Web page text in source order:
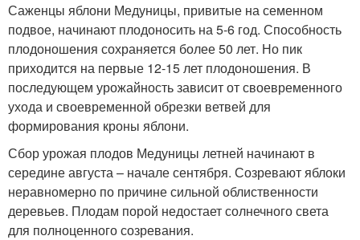
Саженцы яблони Медуницы, привитые на семенном
подвое, начинают плодоносить на 5-6 год. Способность
плодоношения сохраняется более 50 лет. Но пик
приходится на первые 12-15 лет плодоношения. В
последующем урожайность зависит от своевременного
ухода и своевременной обрезки ветвей для
формирования кроны яблони.
Сбор урожая плодов Медуницы летней начинают в
середине августа – начале сентября. Созревают яблоки
неравномерно по причине сильной облиственности
деревьев. Плодам порой недостает солнечного света
для полноценного созревания.